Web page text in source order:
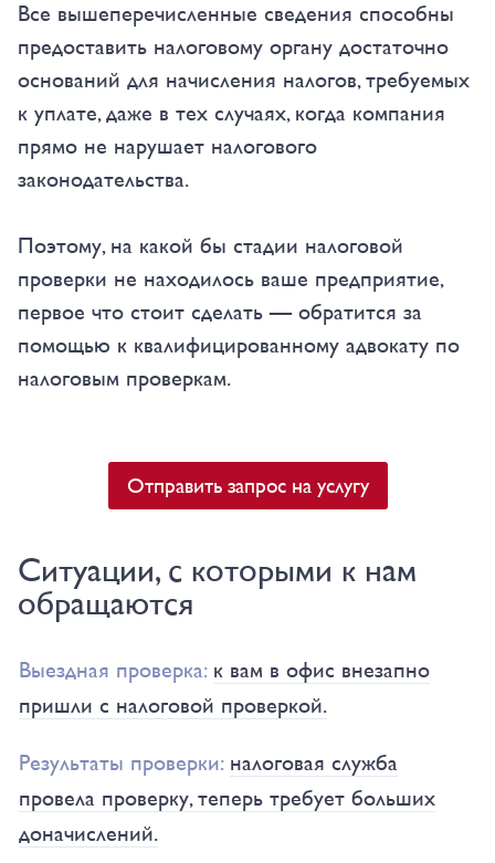
Все вышеперечисленные сведения способны
предоставить налоговому органу достаточно
оснований для начисления налогов, требуемых
к уплате, даже в тех случаях, когда компания
прямо не нарушает налогового
законодательства.
Поэтому, на какой бы стадии налоговой
проверки не находилось ваше предприятие,
первое что стоит сделать — обратится за
помощью к квалифицированному адвокату по
налоговым проверкам.
Отправить запрос на услугу
Ситуации, с которыми к нам
обращаются
Выездная проверка: к вам в офис внезапно
пришли с налоговой проверкой.
Результаты проверки: налоговая служба
провела проверку, теперь требует больших
доначислений.